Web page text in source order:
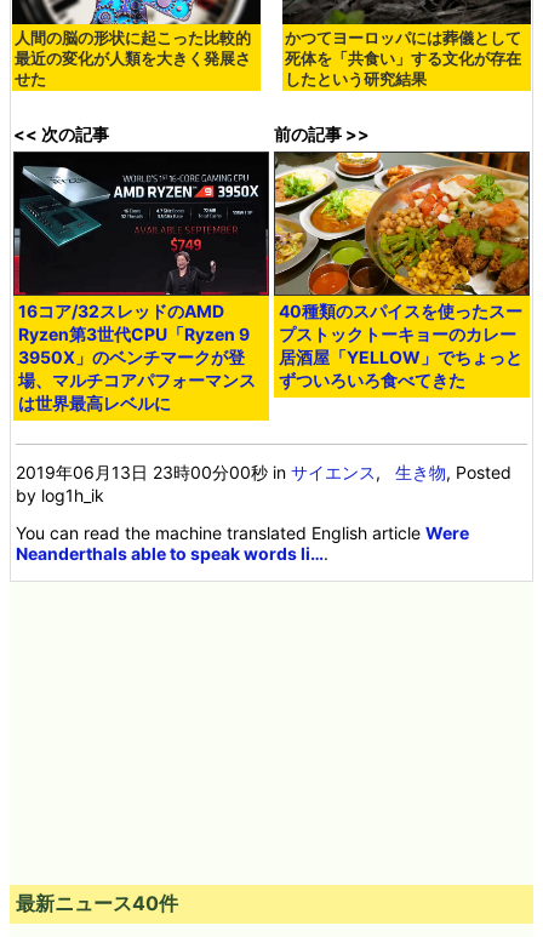
人間の脳の形状に起こった比較的
最近の変化が人類を大きく発展さ
せた
かつてヨーロッパには葬儀として
死体を「共食い」する文化が存在
したという研究結果
<< 次の記事
16コア/32スレッドのAMD
Ryzen第3世代CPU「Ryzen 9
3950X」のベンチマークが登
場、マルチコアパフォーマンス
は世界最高レベルに
前の記事 >>
40種類のスパイスを使ったスー
プストックトーキョーのカレー
居酒屋「YELLOW」でちょっと
ずついろいろ食べてきた
2019年06月13日 23時00分00秒 inサイエンス,生き物, Posted
by log1h_ik
You can read the machine translated English articleWere
Neanderthals able to speak words li….
最新ニュース40件